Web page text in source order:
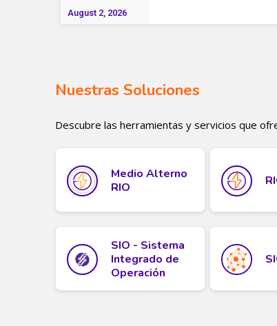
Nuestras Soluciones
Descubre las herramientas y servicios que
Medio Alterno
RIO
SIO - Sistema
Integrado de
Operación